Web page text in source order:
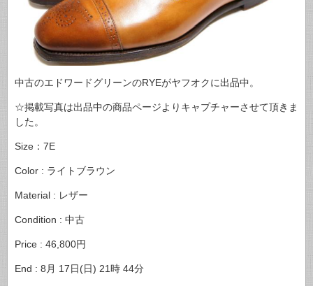
中古のエドワードグリーンのRYEがヤフオクに出品中。
☆掲載写真は出品中の商品ページよりキャプチャーさせて頂きま
した。
Size：7E
Color : ライトブラウン
Material : レザー
Condition : 中古
Price : 46,800円
End : 8月 17日(日) 21時 44分